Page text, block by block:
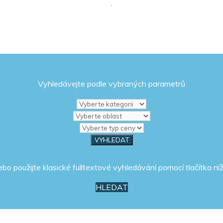
Vyhledávejte podle vybraných parametrů
použijte klasické fulltextové vyhledávání pomocí tlačítka
HLEDAT